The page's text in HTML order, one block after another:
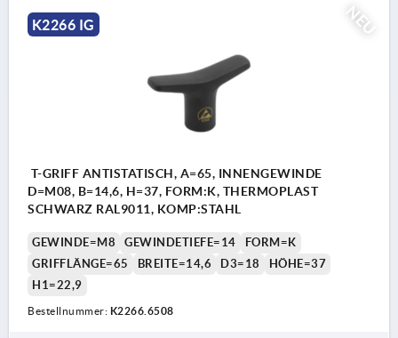
NEU
K2266 IG
T-GRIFF ANTISTATISCH, A=65, INNENGEWINDE
D=M08, B=14,6, H=37, FORM:K, THERMOPLAST
SCHWARZ RAL9011, KOMP:STAHL
GEWINDE=M8 GEWINDETIEFE=14
FORM=K
GRIFFLÄNGE=65
BREITE=14,6 D3=18
HÖHE=37
H1=22,9
Bestellnummer: K2266.6508